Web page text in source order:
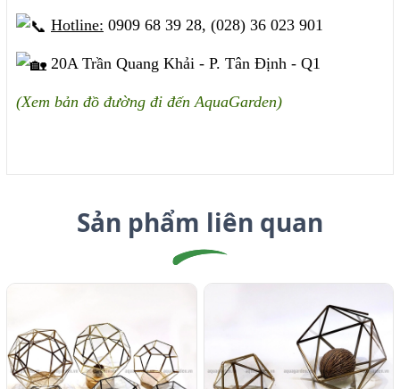
Hotline: 0909 68 39 28, (028) 36 023 901
20A Trần Quang Khải - P. Tân Định - Q1
(Xem bản đồ đường đi đến AquaGarden)
Sản phẩm liên quan